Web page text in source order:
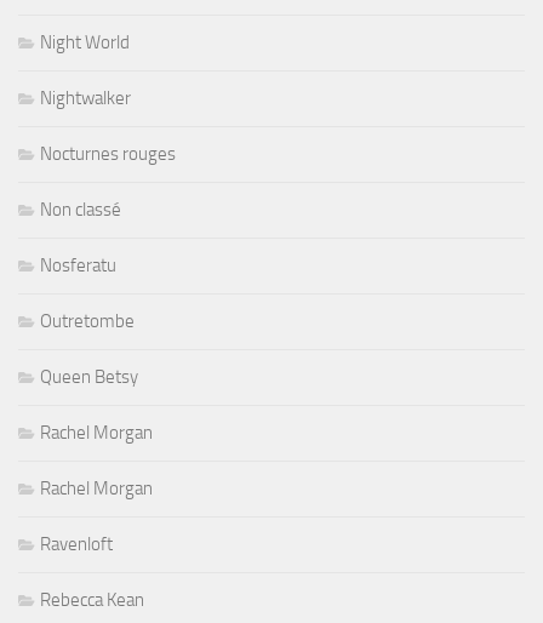
Night World
Nightwalker
Nocturnes rouges
Non classé
Nosferatu
Outretombe
Queen Betsy
Rachel Morgan
Rachel Morgan
Ravenloft
Rebecca Kean